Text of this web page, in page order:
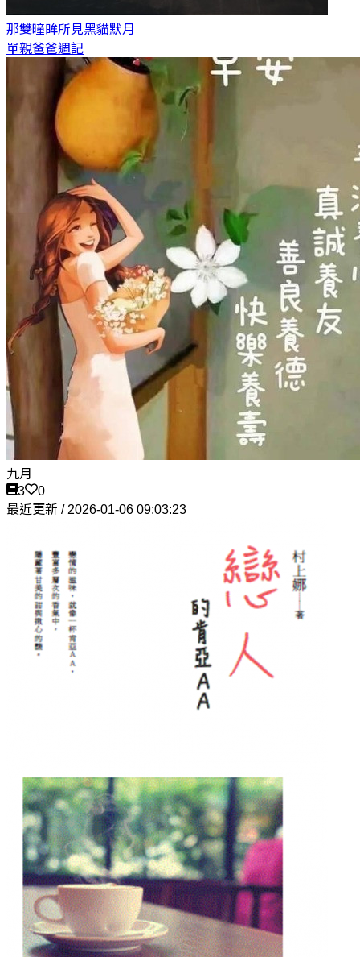
那雙曈眸所見黑貓默月
單親爸爸週記
九月
3
0
最近更新 / 2026-01-06 09:03:23